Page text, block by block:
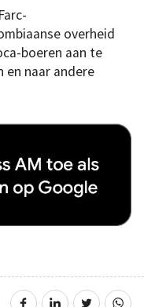
overheid
boeren aan te
naar andere